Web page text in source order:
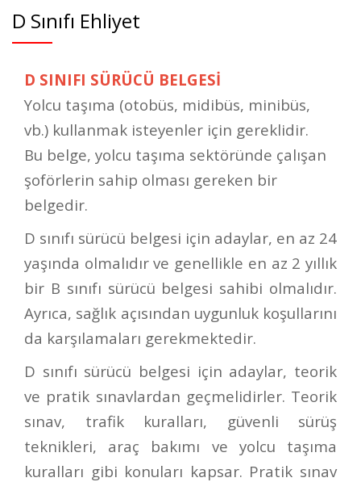
D Sınıfı Ehliyet
D SINIFI SÜRÜCÜ BELGESİ
Yolcu taşıma (otobüs, midibüs, minibüs,
vb.) kullanmak isteyenler için gereklidir.
Bu belge, yolcu taşıma sektöründe çalışan
şoförlerin sahip olması gereken bir
belgedir.
D sınıfı sürücü belgesi için adaylar, en az 24
yaşında olmalıdır ve genellikle en az 2 yıllık
bir B sınıfı sürücü belgesi sahibi olmalıdır.
Ayrıca, sağlık açısından uygunluk koşullarını
da karşılamaları gerekmektedir.
D sınıfı sürücü belgesi için adaylar, teorik
ve pratik sınavlardan geçmelidirler. Teorik
sınav, trafik kuralları, güvenli sürüş
teknikleri, araç bakımı ve yolcu taşıma
kuralları gibi konuları kapsar. Pratik sınav